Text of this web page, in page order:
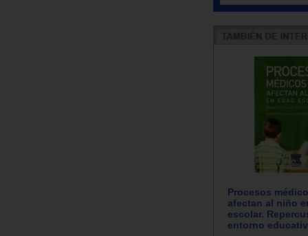
Procesos
afectan al niño
escolar.
entorno